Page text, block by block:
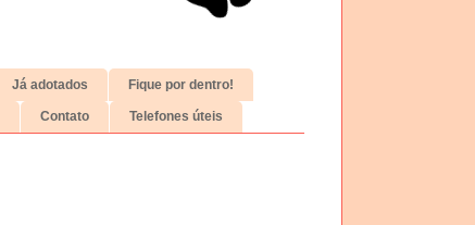
Já adotados Fique por dentro!
Contato Telefones úteis